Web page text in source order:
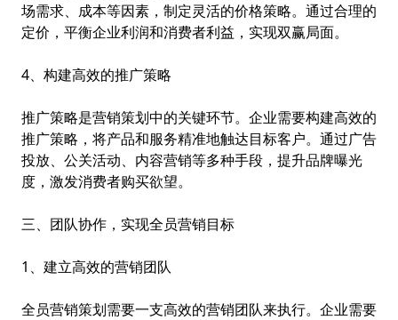
场需求、成本等因素，制定灵活的价格策略。通过合理的
定价，平衡企业利润和消费者利益，实现双赢局面。
4、构建高效的推广策略
推广策略是营销策划中的关键环节。企业需要构建高效的
推广策略，将产品和服务精准地触达目标客户。通过广告
投放、公关活动、内容营销等多种手段，提升品牌曝光
度，激发消费者购买欲望。
三、团队协作，实现全员营销目标
1、建立高效的营销团队
全员营销策划需要一支高效的营销团队来执行。企业需要